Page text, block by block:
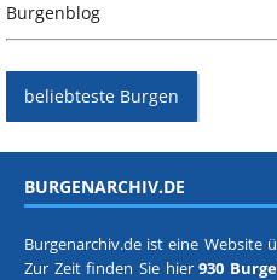
Burgenblog
beliebteste Burgen
BURGENARCHIV.DE
Burgenarchiv.de ist eine Website
Zur Zeit finden Sie hier930